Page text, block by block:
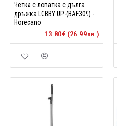
Четка с лопатка с дълга
дръжка LOBBY UP-(BAF309) -
Horecano
13.80€ (26.99лв.)